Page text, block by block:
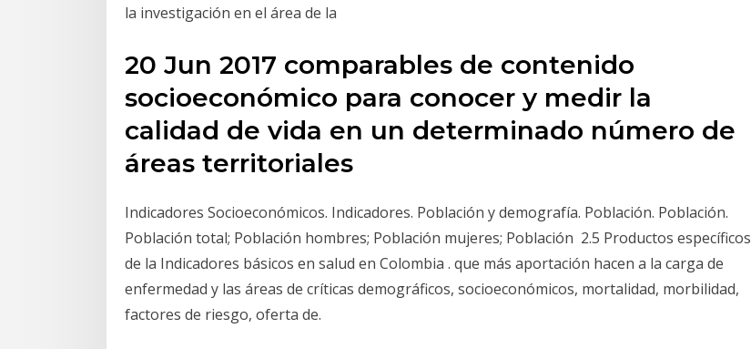
la investigación en el área de la
20 Jun 2017 comparables de contenido
socioeconómico para conocer y medir la
calidad de vida en un determinado número de
áreas territoriales
Indicadores Socioeconómicos. Indicadores. Población y demografía. Población. Población.
Población total; Población hombres; Población mujeres; Población 2.5 Productos específicos
de la Indicadores básicos en salud en Colombia . que más aportación hacen a la carga de
enfermedad y las áreas de críticas demográficos, socioeconómicos, mortalidad, morbilidad,
factores de riesgo, oferta de.